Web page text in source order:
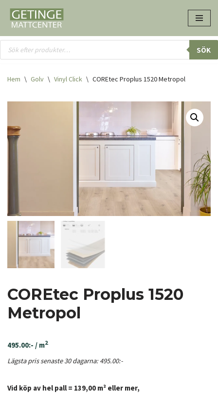
Hoppa
till
innehåll
SÖK
Hem \ Golv \ Vinyl Click \ COREtec Proplus 1520 Metropol
COREtec Proplus 1520
Metropol
495.00:- / m2
Lägsta pris senaste 30 dagarna: 495.00:-
Vid köp av hel pall = 139,00 m² eller mer,